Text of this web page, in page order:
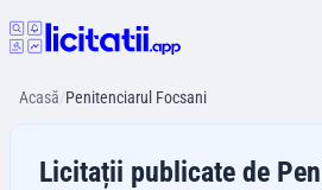
Acasă/Penitenciarul Focsani
Licitații publicate de